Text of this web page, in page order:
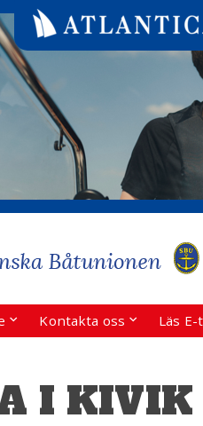
Kontakta oss Läs
I KIVIK